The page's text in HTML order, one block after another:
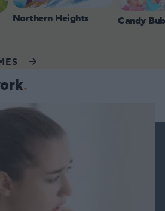
Northern Heights Candy